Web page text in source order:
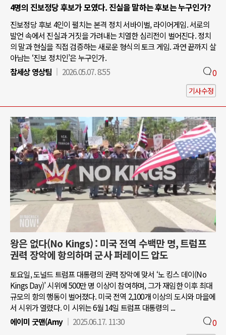
4명의 진보정당 후보가 모였다. 진실을 말하는 후보는 누구인가?
진보정당 후보 4인이 펼치는 본격 정치 서바이벌, 라이어게임. 서로의
발언 속에서 진실과 거짓을 가려내는 치열한 심리전이 벌어진다. 정치
의 말과 현실을 직접 검증하는 새로운 형식의 토크 게임. 과연 끝까지 살
아남는 ‘진보 정치인’은 누구인가.
참세상 영상팀
2026.05.07. 8:55 0
기사수정
왕은 없다(No Kings) : 미국 전역 수백만 명, 트럼프
권력 장악에 항의하며 군사 퍼레이드 압도
토요일, 도널드 트럼프 대통령의 권력 장악에 맞서 ‘노 킹스 데이(No
Kings Day)’ 시위에 500만 명 이상이 참여하며, 그가 재임한 이후 최대
규모의 항의 행동이 벌어졌다. 미국 전역 2,100개 이상의 도시와 마을에
서 시위가 열렸다. 이 시위는 6월 14일 트럼프 대통령의 ...
에이미 굿맨(Amy
2025.06.17. 11:30 0